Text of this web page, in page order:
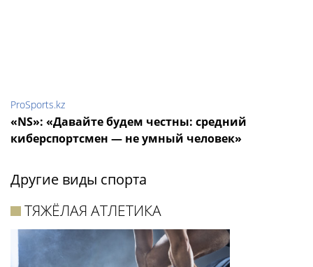
ProSports.kz
«NS»: «Давайте будем честны: средний
киберспортсмен — не умный человек»
Другие виды спорта
ТЯЖЁЛАЯ АТЛЕТИКА